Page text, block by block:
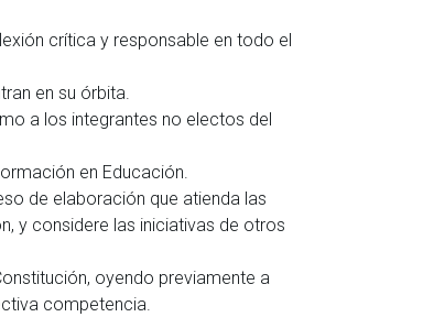
crítica y responsable en todo el
en su órbita.
a los integrantes no electos del
en Educación.
de elaboración que atienda las
y considere las iniciativas de otros
oyendo previamente a
competencia.